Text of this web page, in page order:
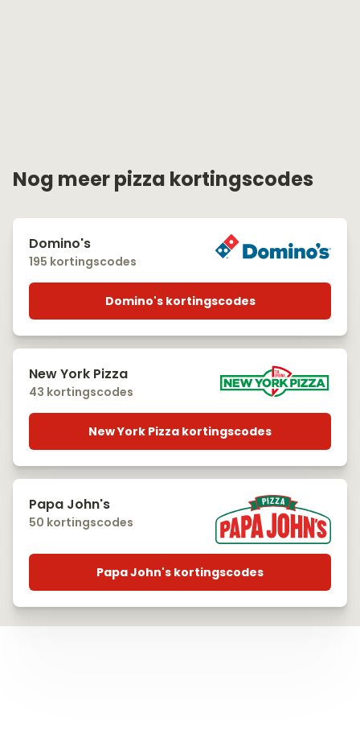
Nog meer pizza kortingscodes
Domino's
195 kortingscodes
Domino's kortingscodes
New York Pizza
43 kortingscodes
New York Pizza kortingscodes
Papa John's
50 kortingscodes
Papa John's kortingscodes